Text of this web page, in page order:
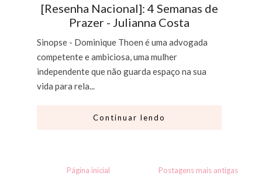
[Resenha Nacional]: 4 Semanas de
Prazer - Julianna Costa
Sinopse - Dominique Thoen é uma advogada
competente e ambiciosa, uma mulher
independente que não guarda espaço na sua
vida para rela...
Continuar lendo
Postagens mais antigas
Página inicial